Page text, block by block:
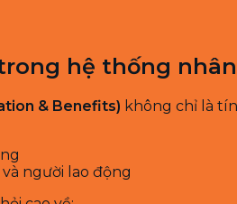
hệ thống
& Benefits) không chỉ là
người lao động